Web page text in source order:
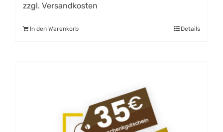
zzgl. Versandkosten
In den Warenkorb Details